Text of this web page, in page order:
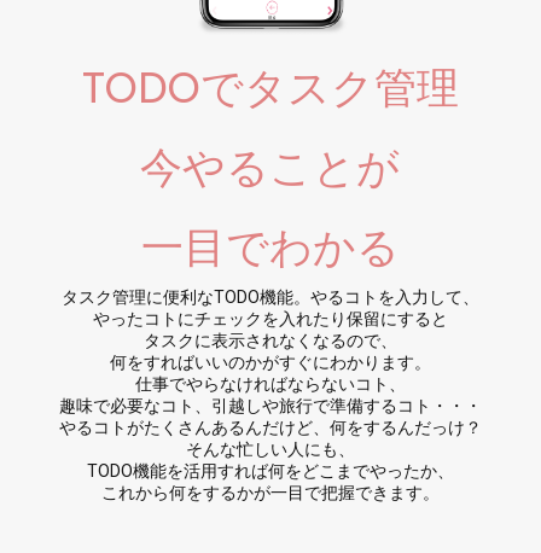
TODOでタスク管理
今やることが
一目でわかる
タスク管理に便利なTODO機能。やるコトを入力して、
やったコトにチェックを入れたり保留にすると
タスクに表示されなくなるので、
何をすればいいのかがすぐにわかります。
仕事でやらなければならないコト、
趣味で必要なコト、引越しや旅行で準備するコト・・・
やるコトがたくさんあるんだけど、何をするんだっけ？
そんな忙しい人にも、
TODO機能を活用すれば何をどこまでやったか、
これから何をするかが一目で把握できます。